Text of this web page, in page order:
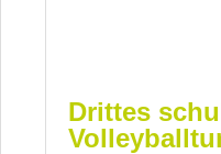
Drittes